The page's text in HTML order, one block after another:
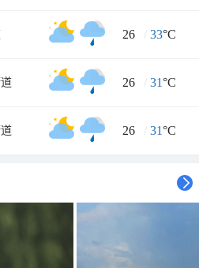
26 / 33°C
26 / 31°C
26 / 31°C